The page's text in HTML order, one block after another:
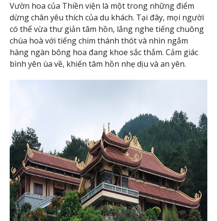
Vườn hoa của Thiền viện là một trong những điểm
dừng chân yêu thích của du khách. Tại đây, mọi người
có thể vừa thư giản tâm hồn, lắng nghe tiếng chuông
chùa hoà với tiếng chim thánh thót và nhìn ngắm
hàng ngàn bông hoa đang khoe sắc thắm. Cảm giác
bình yên ùa về, khiến tâm hồn nhẹ dịu và an yên.